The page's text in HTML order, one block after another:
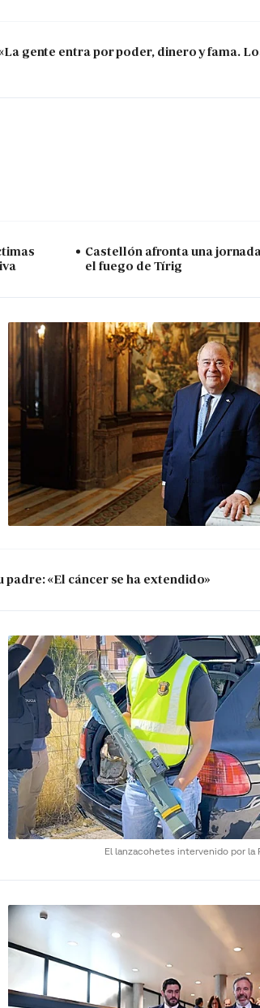
gente entra por poder, dinero y fama.
Castellón afronta una
el fuego de Tírig
«El cáncer se ha extendido»
El lanzacohetes intervenido por la